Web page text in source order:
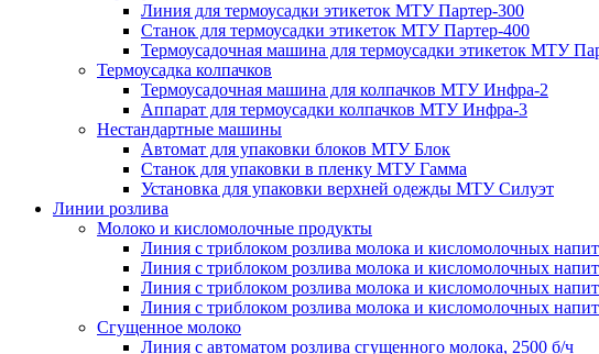
Линия для термоусадки этикеток МТУ Партер-300
Станок для термоусадки этикеток МТУ Партер-400
Термоусадочная машина для термоусадки этикеток МТУ
Термоусадка колпачков
Термоусадочная машина для колпачков МТУ Инфра-2
Аппарат для термоусадки колпачков МТУ Инфра-3
Нестандартные машины
Автомат для упаковки блоков МТУ Блок
Станок для упаковки в пленку МТУ Гамма
Установка для упаковки верхней одежды МТУ Силуэт
Линии розлива
Молоко и кисломолочные продукты
Линия с триблоком розлива молока и кисломолочных
Линия с триблоком розлива молока и кисломолочных
Линия с триблоком розлива молока и кисломолочных
Линия с триблоком розлива молока и кисломолочных
Сгущенное молоко
Линия с автоматом розлива сгущенного молока, 2500 б/ч